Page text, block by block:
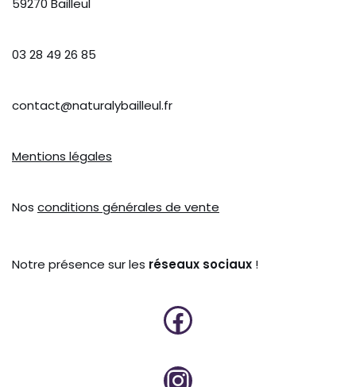
59270 Bailleul
03 28 49 26 85
contact@naturalybailleul.fr
Mentions légales
Nos conditions générales de vente
Notre présence sur les réseaux sociaux !